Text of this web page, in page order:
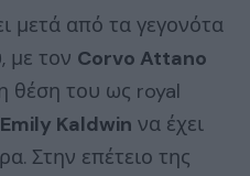
μετά από τα γεγονότα
με τον Corvo Attano
θέση του ως royal
Emily Kaldwin να έχει
Στην επέτειο της